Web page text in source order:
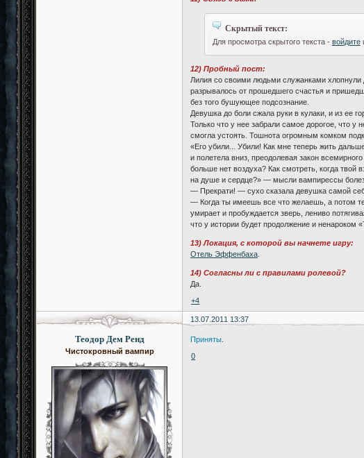
Скрытый текст:
Для просмотра скрытого текста - войдите
12) Пробный пост:
Лилия со своими людьми служанками
разрывалось от прошедшего счастья и
без того бушующее подсознание.
Девушка до боли сжала руки в кулаки, и из ее
Только что у нее забрали самое дорогое, что
смогла устоять. Тошнота огромным комком
«Его убили... Убили! Как мне теперь жить
и полетела вниз, преодолевая закон
больше нет воздуха? Как смотреть, когда твой
на душе и сердце?» — мысли вампирессы
— Прекрати! — сухо сказала девушка самой
— Когда ты имеешь все что желаешь, а потом
умирает и пробуждается зверь, лениво
что у истории будет продолжение и ненароком
13) Локация, с которой вы начнете игру:
Отель Эффенбаха
14) Согласны ли с правилами ролевой?
Да.
+4
13.07.2011 13:37
Теодор Дем Ренд
Чистокровный вампир
Приняты
0